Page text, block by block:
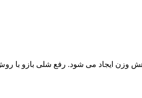
وزن ایجاد می شود. رفع شلی بازو با